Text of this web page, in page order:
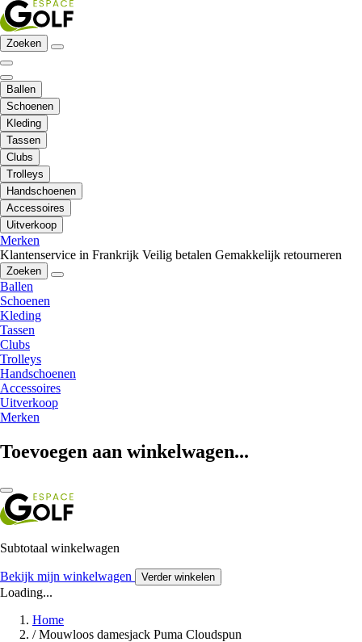
Zoeken
Ballen
Schoenen
Kleding
Tassen
Clubs
Trolleys
Handschoenen
Accessoires
Uitverkoop
Merken
Klantenservice in Frankrijk Veilig betalen Gemakkelijk retourneren
Zoeken
Ballen
Schoenen
Kleding
Tassen
Clubs
Trolleys
Handschoenen
Accessoires
Uitverkoop
Merken
Toevoegen aan winkelwagen...
Subtotaal winkelwagen
Bekijk mijn winkelwagen Verder winkelen
Loading...
Home
/ Mouwloos damesjack Puma Cloudspun